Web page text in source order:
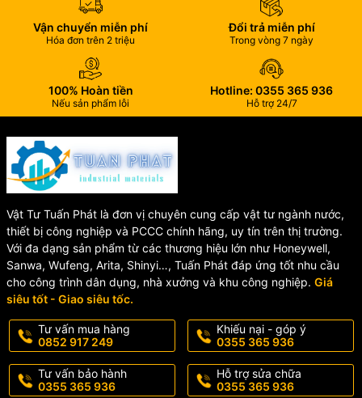
Hãng
💯% Hàng chính hãng, có nguồn gốc xuất xứ rõ ràng, đầy đủ
💯% Bảo hành theo chính sách của WUfeng và cửa hàng.
💯% Hỗ trợ tư vấn và giải đáp mọi thắc mắc sau bán hàng
nhanh chóng, tận tình.
Thông Tin Nhà Sản Xuất
WUfeng
Năm 1971:WUFENG Taiwan được thành lập với diện tích
Gia công theo hướng OEM cho các thương hiệu thiết bị vệ
Áp dụng công nghệ hiện đại với lò cảm ứng tự động và máy
Vận chuyển miễn phí
Hóa đơn trên 2 triệu
Đổi trả miễn phí
Trong vòng 7 ngày
100% Hoàn tiền
Nếu sản phẩm lỗi
Hotline: 0355 365 936
Hỗ trợ 24/7
Vật Tư Tuấn Phát là đơn vị chuyên cung cấp vật tư ngành nước,
thiết bị công nghiệp và PCCC chính hãng, uy tín trên thị trường.
Với đa dạng sản phẩm từ các thương hiệu lớn như Honeywell,
Sanwa, Wufeng, Arita, Shinyi…, Tuấn Phát đáp ứng tốt nhu cầu
cho công trình dân dụng, nhà xưởng và khu công nghiệp. Giá
siêu tốt - Giao siêu tốc.
Tư vấn mua hàng
0852 917 249
Khiếu nại - góp ý
0355 365 936
Tư vấn bảo hành
0355 365 936
Hỗ trợ sửa chữa
0355 365 936